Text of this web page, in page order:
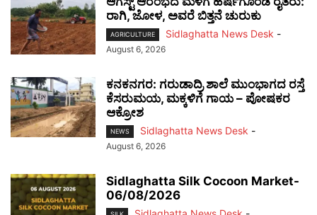
ರಾಗಿ, ಜೋಳ, ಅವರೆ ಬಿತ್ತನೆ ಚುರುಕು
AGRICULTURE Sidlaghatta News Desk -
August 6, 2026
ಕನಕನಗರ: ಗರುಡಾದ್ರಿ ಶಾಲೆ ಮುಂಭಾಗದ ರಸ್ತೆ
ಕೆಸರುಮಯ, ಮಕ್ಕಳಿಗೆ ಗಾಯ – ಪೋಷಕರ
ಆಕ್ರೋಶ
NEWS Sidlaghatta News Desk -
August 6, 2026
Sidlaghatta Silk Cocoon Market-
06/08/2026